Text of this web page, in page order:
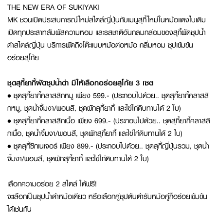
THE NEW ERA OF SUKIYAKI
MK ชวนเปิดประสบการณ์ใหม่สไตล์ญี่ปุ่นกับเมนูสุกี้ใหม่ในหม้อแดงใบเดิม
เปิดทุกประสาทสัมผัสความหอม และรสชาติอันกลมกล่อมของสุกี้ผัดซุปน้ำ
ดำสไตล์ญี่ปุ่น บริการผัดถึงโต๊ะแบบหม้อต่อหม้อ กลิ่มหอม ซุปเข้มข้น
อร่อยสุโก้ย
ชุดสุกี้ยากี้ผัดซุปน้ำดำ มีให้เลือกอร่อยสุโก้ย 3 เซต
• ชุดสุกี้ยากี้คลาสสิกหมู เพียง 599.- (ประกอบไปด้วย.. ชุดสุกี้ยากี้คลาสสิ
กหมู, ชุดน้ำจิ้มงา/พอนสึ, ชุดผักสุกี้ยากี้ และไข่ไก่ดิบทานได้ 2 ใบ)
• ชุดสุกี้ยากี้คลาสสิกเนื้อ เพียง 699.- (ประกอบไปด้วย.. ชุดสุกี้ยากี้คลาสสิ
กเนื้อ, ชุดน้ำจิ้มงา/พอนสึ, ชุดผักสุกี้ยากี้ และไข่ไก่ดิบทานได้ 2 ใบ)
• ชุดสุกี้ซิกเนเจอร์ เพียง 899.- (ประกอบไปด้วย.. ชุดสุกี้ญี่ปุ่นรวม, ชุดน้ำ
จิ้มงา/พอนสึ, ชุดผักสุกี้ยากี้ และไข่ไก่ดิบทานได้ 2 ใบ)
เลือกความอร่อย 2 สไตล์ ได้ฟรี!
จะเลือกเป็นซุปน้ำดำหม้อเดียว หรือเลือกคู่ซุปต้นตำรับหม้อคู่ก็อร่อยเข้มข้น
ได้เช่นกัน